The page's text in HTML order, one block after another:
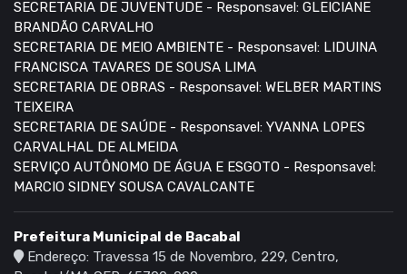
SECRETARIA DE JUVENTUDE - Responsavel: GLEICIANE
BRANDÃO CARVALHO
SECRETARIA DE MEIO AMBIENTE - Responsavel: LIDUINA
FRANCISCA TAVARES DE SOUSA LIMA
SECRETARIA DE OBRAS - Responsavel: WELBER MARTINS
TEIXEIRA
SECRETARIA DE SAÚDE - Responsavel: YVANNA LOPES
CARVALHAL DE ALMEIDA
SERVIÇO AUTÔNOMO DE ÁGUA E ESGOTO - Responsavel:
MARCIO SIDNEY SOUSA CAVALCANTE
Prefeitura Municipal de Bacabal
Endereço: Travessa 15 de Novembro, 229, Centro,